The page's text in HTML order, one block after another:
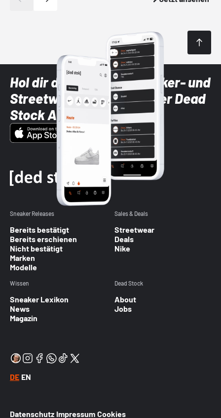
Hol dir die neuesten Sneaker- und
Streetwear-Brands mit der Dead
Stock App
Sneaker Releases
Bereits bestätigt
Bereits erschienen
Nicht bestätigt
Marken
Modelle
Sales & Deals
Streetwear
Deals
Nike
Wissen
Sneaker Lexikon
News
Magazin
Dead Stock
About
Jobs
DE EN
Datenschutz Impressum Cookies